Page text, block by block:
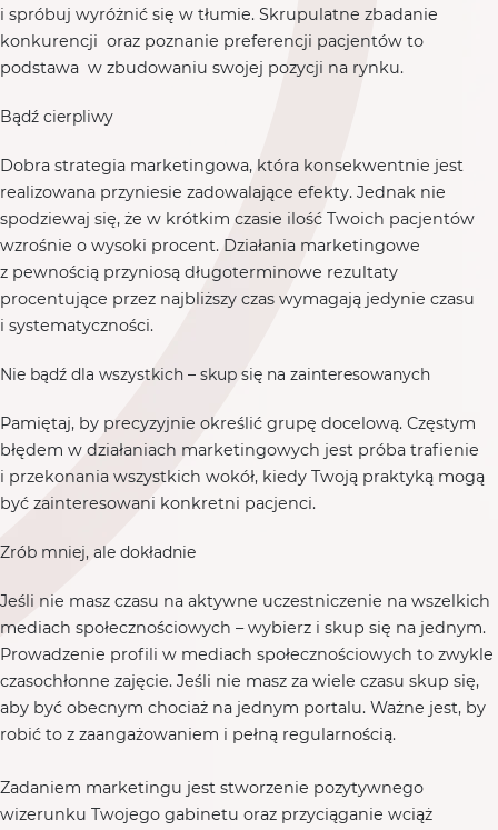
i spróbuj wyróżnić się w tłumie. Skrupulatne zbadanie
konkurencji oraz poznanie preferencji pacjentów to
podstawa w zbudowaniu swojej pozycji na rynku.
Bądź cierpliwy
Dobra strategia marketingowa, która konsekwentnie jest
realizowana przyniesie zadowalające efekty. Jednak nie
spodziewaj się, że w krótkim czasie ilość Twoich pacjentów
wzrośnie o wysoki procent. Działania marketingowe
z pewnością przyniosą długoterminowe rezultaty
procentujące przez najbliższy czas wymagają jedynie czasu
i systematyczności.
Nie bądź dla wszystkich – skup się na zainteresowanych
Pamiętaj, by precyzyjnie określić grupę docelową. Częstym
błędem w działaniach marketingowych jest próba trafienie
i przekonania wszystkich wokół, kiedy Twoją praktyką mogą
być zainteresowani konkretni pacjenci.
Zrób mniej, ale dokładnie
Jeśli nie masz czasu na aktywne uczestniczenie na wszelkich
mediach społecznościowych – wybierz i skup się na jednym.
Prowadzenie profili w mediach społecznościowych to zwykle
czasochłonne zajęcie. Jeśli nie masz za wiele czasu skup się,
aby być obecnym chociaż na jednym portalu. Ważne jest, by
robić to z zaangażowaniem i pełną regularnością.
Zadaniem marketingu jest stworzenie pozytywnego
wizerunku Twojego gabinetu oraz przyciąganie wciąż